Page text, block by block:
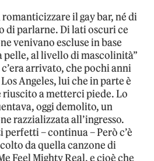
il gay bar, né di
di parlarne. Di lati oscuri ce
venivano escluse in base
pelle, al livello di mascolinità”
c’era arrivato, che pochi anni
Angeles, lui che in parte è
riuscito a metterci piede. Lo
oggi demolito, un
razzializzata all’ingresso.
perfetti – continua – Però c’è
da quella canzone di
Feel Mighty Real, e cioè che